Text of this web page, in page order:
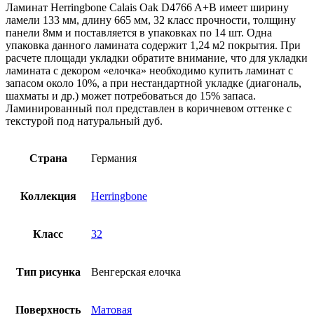
Ламинат Herringbone Calais Oak D4766 A+B имеет ширину
ламели 133 мм, длину 665 мм, 32 класс прочности, толщину
панели 8мм и поставляется в упаковках по 14 шт. Одна
упаковка данного ламината содержит 1,24 м2 покрытия. При
расчете площади укладки обратите внимание, что для укладки
ламината c декором «елочка» необходимо купить ламинат с
запасом около 10%, а при нестандартной укладке (диагональ,
шахматы и др.) может потребоваться до 15% запаса.
Ламинированный пол представлен в коричневом оттенке с
текстурой под натуральный дуб.
Страна Германия
Коллекция Herringbone
Класс 32
Тип рисунка Венгерская елочка
Поверхность Матовая